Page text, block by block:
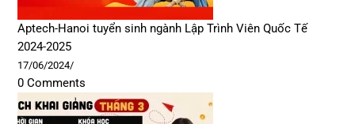
Aptech-Hanoi tuyển sinh ngành Lập Trình Viên Quốc Tế
2024-2025
17/06/2024/
0 Comments